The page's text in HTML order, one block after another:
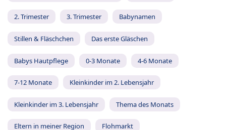
2. Trimester 3. Trimester Babynamen
Stillen & Fläschchen Das erste Gläschen
Babys Hautpflege 0-3 Monate 4-6 Monate
7-12 Monate Kleinkinder im 2. Lebensjahr
Kleinkinder im 3. Lebensjahr Thema des Monats
Eltern in meiner Region Flohmarkt